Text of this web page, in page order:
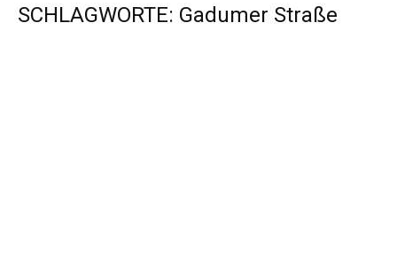
SCHLAGWORTE: Gadumer Straße